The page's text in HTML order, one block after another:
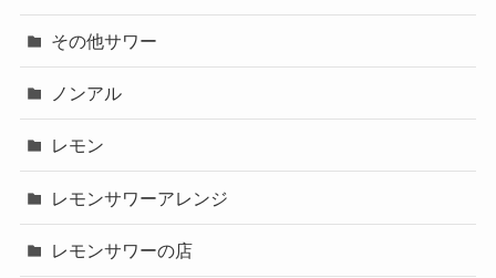
その他サワー
ノンアル
レモン
レモンサワーアレンジ
レモンサワーの店